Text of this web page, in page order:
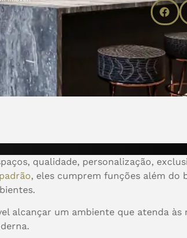
qualidade, personalização,
, eles cumprem funções além do
alcançar um ambiente que atenda às